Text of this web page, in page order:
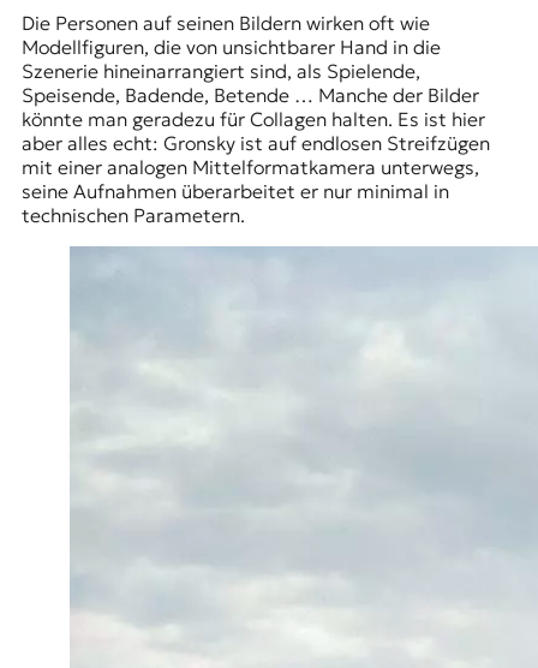
Die Personen auf seinen Bildern wirken oft wie
Modellfiguren, die von unsichtbarer Hand in die
Szenerie hineinarrangiert sind, als Spielende,
Speisende, Badende, Betende … Manche der Bilder
könnte man geradezu für Collagen halten. Es ist hier
aber alles echt: Gronsky ist auf endlosen Streifzügen
mit einer analogen Mittelformatkamera unterwegs,
seine Aufnahmen überarbeitet er nur minimal in
technischen Parametern.